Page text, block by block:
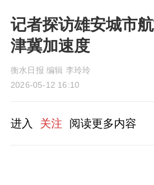
记者探访雄安城市
津冀加速度
衡水日报 编辑 李玲玲
2026-05-12 16:10
进入 关注 阅读更多内容